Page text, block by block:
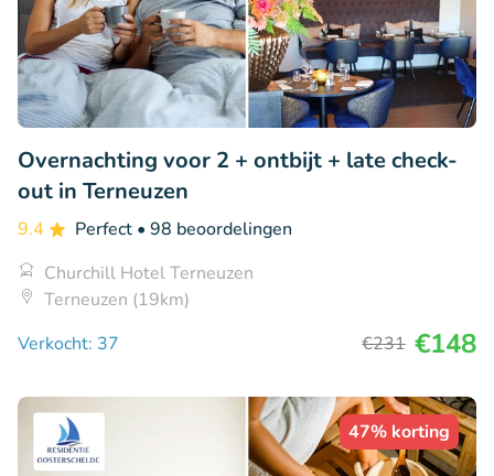
Overnachting voor 2 + ontbijt + late check-
out in Terneuzen
9.4 Perfect • 98 beoordelingen
Churchill Hotel Terneuzen
Terneuzen (19km)
Verkocht: 37
€231 €148
47% korting